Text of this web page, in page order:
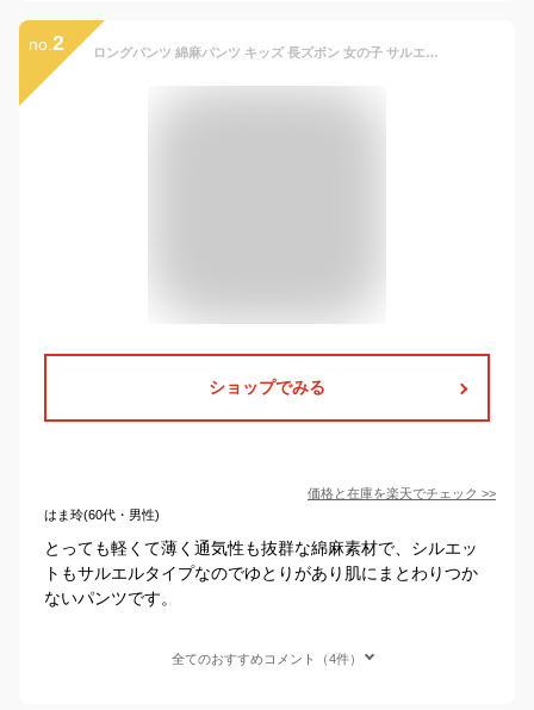
no. 2 ロングパンツ 綿麻パンツ キッズ 長ズボン 女の子 サルエルパンツ 男の子 リネンパンツ ボトムス 子供服 綿 麻 送料無料 ゆったり ウエストゴム ジュニア ストライプ 薄手 可愛い 春 夏 ベビー 80 90 100 110 120 130
ショップでみる
価格と在庫を楽天でチェック >>
はま玲(60代・男性)
とっても軽くて薄く通気性も抜群な綿麻素材で、シルエッ
トもサルエルタイプなのでゆとりがあり肌にまとわりつか
ないパンツです。
全てのおすすめコメント（4件）